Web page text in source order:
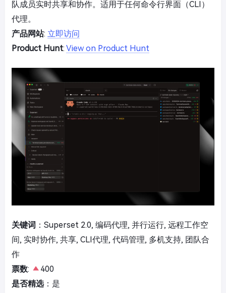
队成员实时共享和协作。适用于任何命令行界面（CLI）
代理。
产品网站: 立即访问
Product Hunt: View on Product Hunt
关键词 ：Superset 2.0, 编码代理, 并行运行, 远程工作空
间, 实时协作, 共享, CLI代理, 代码管理, 多机支持, 团队合
作
票数:
400
是否精选：是